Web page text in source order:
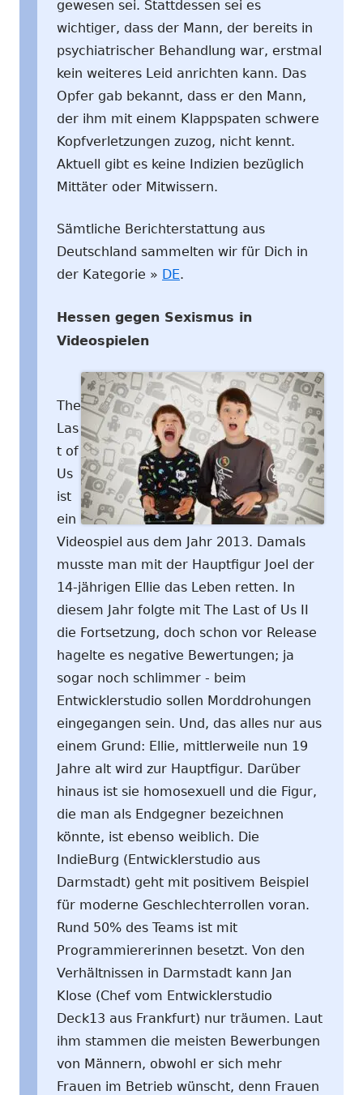
gewesen sei. Stattdessen sei es
wichtiger, dass der Mann, der bereits in
psychiatrischer Behandlung war, erstmal
kein weiteres Leid anrichten kann. Das
Opfer gab bekannt, dass er den Mann,
der ihm mit einem Klappspaten schwere
Kopfverletzungen zuzog, nicht kennt.
Aktuell gibt es keine Indizien bezüglich
Mittäter oder Mitwissern.
Sämtliche Berichterstattung aus
Deutschland sammelten wir für Dich in
der Kategorie » DE.
Hessen gegen Sexismus in
Videospielen
The
Las
t of
Us
ist
ein
Videospiel aus dem Jahr 2013. Damals
musste man mit der Hauptfigur Joel der
14-jährigen Ellie das Leben retten. In
diesem Jahr folgte mit The Last of Us II
die Fortsetzung, doch schon vor Release
hagelte es negative Bewertungen; ja
sogar noch schlimmer - beim
Entwicklerstudio sollen Morddrohungen
eingegangen sein. Und, das alles nur aus
einem Grund: Ellie, mittlerweile nun 19
Jahre alt wird zur Hauptfigur. Darüber
hinaus ist sie homosexuell und die Figur,
die man als Endgegner bezeichnen
könnte, ist ebenso weiblich. Die
IndieBurg (Entwicklerstudio aus
Darmstadt) geht mit positivem Beispiel
für moderne Geschlechterrollen voran.
Rund 50% des Teams ist mit
Programmiererinnen besetzt. Von den
Verhältnissen in Darmstadt kann Jan
Klose (Chef vom Entwicklerstudio
Deck13 aus Frankfurt) nur träumen. Laut
ihm stammen die meisten Bewerbungen
von Männern, obwohl er sich mehr
Frauen im Betrieb wünscht, denn Frauen